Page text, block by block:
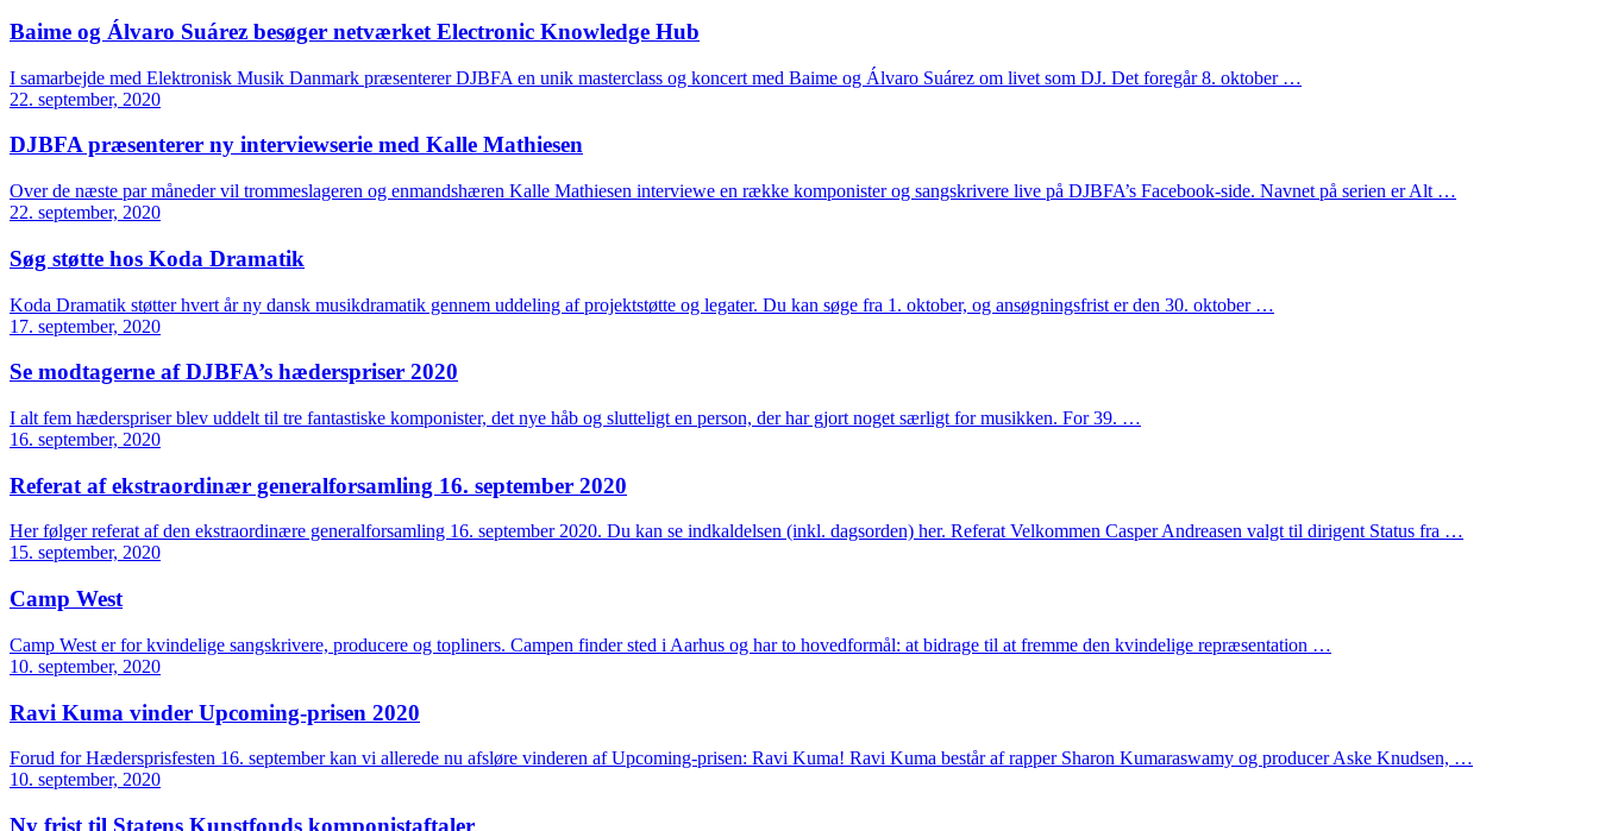
Baime og Álvaro Suárez besøger netværket Electronic Knowledge Hub
I samarbejde med Elektronisk Musik Danmark præsenterer DJBFA en unik masterclass og koncert med Baime og Álvaro Suárez om livet som DJ. Det foregår 8. oktober …
22. september, 2020
DJBFA præsenterer ny interviewserie med Kalle Mathiesen
Over de næste par måneder vil trommeslageren og enmandshæren Kalle Mathiesen interviewe en række komponister og sangskrivere live på DJBFA’s Facebook-side. Navnet på serien er Alt …
22. september, 2020
Søg støtte hos Koda Dramatik
Koda Dramatik støtter hvert år ny dansk musikdramatik gennem uddeling af projektstøtte og legater. Du kan søge fra 1. oktober, og ansøgningsfrist er den 30. oktober …
17. september, 2020
Se modtagerne af DJBFA’s hæderspriser 2020
I alt fem hæderspriser blev uddelt til tre fantastiske komponister, det nye håb og slutteligt en person, der har gjort noget særligt for musikken. For 39. …
16. september, 2020
Referat af ekstraordinær generalforsamling 16. september 2020
Her følger referat af den ekstraordinære generalforsamling 16. september 2020. Du kan se indkaldelsen (inkl. dagsorden) her. Referat Velkommen Casper Andreasen valgt til dirigent Status fra …
15. september, 2020
Camp West
Camp West er for kvindelige sangskrivere, producere og topliners. Campen finder sted i Aarhus og har to hovedformål: at bidrage til at fremme den kvindelige repræsentation …
10. september, 2020
Ravi Kuma vinder Upcoming-prisen 2020
Forud for Hædersprisfesten 16. september kan vi allerede nu afsløre vinderen af Upcoming-prisen: Ravi Kuma! Ravi Kuma består af rapper Sharon Kumaraswamy og producer Aske Knudsen, …
10. september, 2020
Ny frist til Statens Kunstfonds komponistaftaler